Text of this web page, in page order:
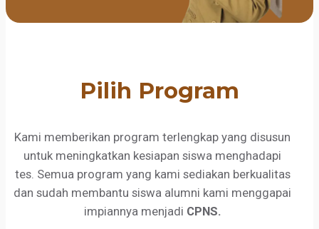
Pilih Program
Kami memberikan program terlengkap yang disusun
untuk meningkatkan kesiapan siswa menghadapi
tes. Semua program yang kami sediakan berkualitas
dan sudah membantu siswa alumni kami menggapai
impiannya menjadi CPNS.